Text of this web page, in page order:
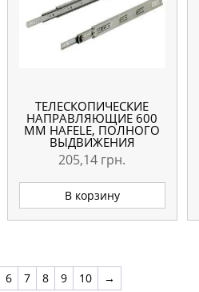
ТЕЛЕСКОПИЧЕСКИЕ
НАПРАВЛЯЮЩИЕ 600
ММ HAFELE, ПОЛНОГО
ВЫДВИЖЕНИЯ
205,14 грн.
В корзину
6 7 8 9 10 →